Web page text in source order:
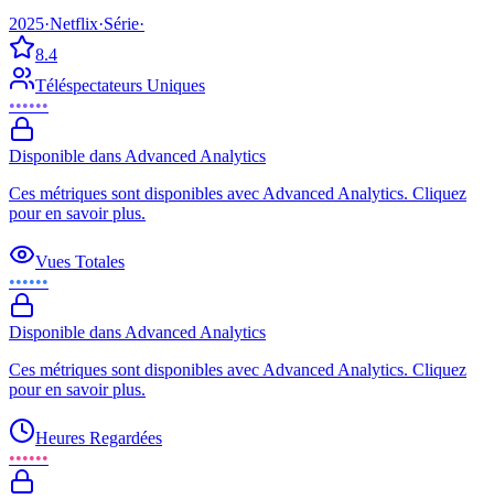
2025·Netflix·Série·
8.4
Téléspectateurs Uniques
••••••
Disponible dans Advanced Analytics
Ces métriques sont disponibles avec Advanced Analytics. Cliquez
pour en savoir plus.
Vues Totales
••••••
Disponible dans Advanced Analytics
Ces métriques sont disponibles avec Advanced Analytics. Cliquez
pour en savoir plus.
Heures Regardées
••••••